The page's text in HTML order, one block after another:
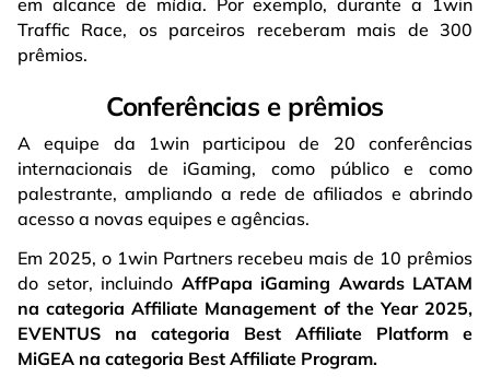
em alcance de mídia. Por exemplo, durante a 1win
Traffic Race, os parceiros receberam mais de 300
prêmios.
Conferências e prêmios
A equipe da 1win participou de 20 conferências
internacionais de iGaming, como público e como
palestrante, ampliando a rede de afiliados e abrindo
acesso a novas equipes e agências.
Em 2025, o 1win Partners recebeu mais de 10 prêmios
do setor, incluindo AffPapa iGaming Awards LATAM
na categoria Affiliate Management of the Year 2025,
EVENTUS na categoria Best Affiliate Platform e
MiGEA na categoria Best Affiliate Program.